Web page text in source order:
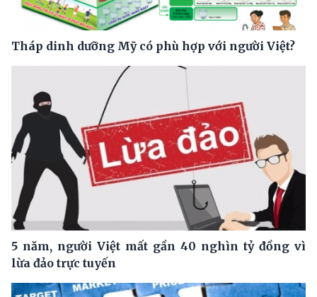
Tháp dinh dưỡng Mỹ có phù hợp với người Việt?
5 năm, người Việt mất gần 40 nghìn tỷ đồng vì
lừa đảo trực tuyến